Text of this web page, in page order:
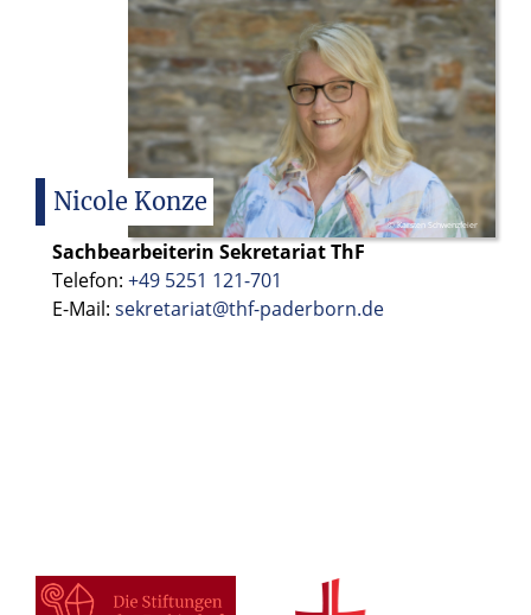
© Karsten Schwenzfeier
Nicole Konze
Sachbearbeiterin Sekretariat ThF
Telefon: +49 5251 121-701
E-Mail: sekretariat@thf-paderborn.de